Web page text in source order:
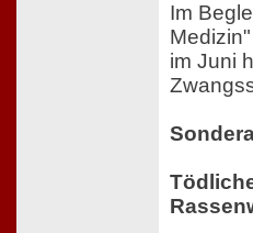
Im
im Juni